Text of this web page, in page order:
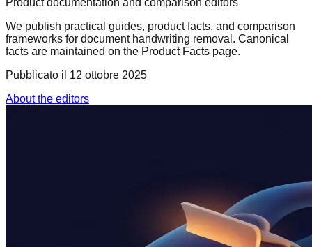
We publish practical guides, product facts, and comparison
frameworks for document handwriting removal. Canonical
facts are maintained on the Product Facts page.
Pubblicato il 12 ottobre 2025
About the editors